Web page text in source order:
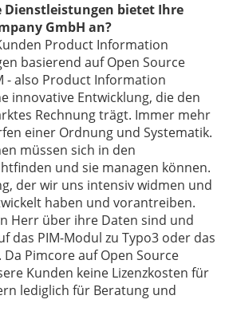
Dienstleistungen bietet Ihre
GmbH an?
Product Information
basierend auf Open Source
- also Product Information
innovative Entwicklung, die den
Rechnung trägt. Immer mehr
einer Ordnung und Systematik.
müssen sich in den
und sie managen können.
der wir uns intensiv widmen und
haben und vorantreiben.
Herr über ihre Daten sind und
das PIM-Modul zu Typo3 oder das
Da Pimcore auf Open Source
Kunden keine Lizenzkosten für
lediglich für Beratung und